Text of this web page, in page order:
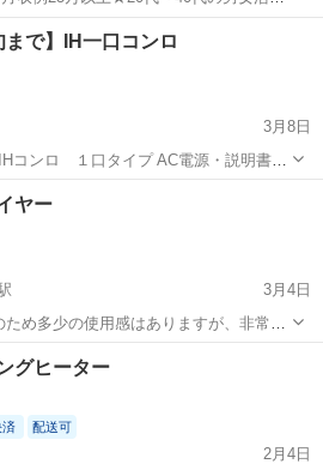
！◎マイカー通勤OK＆無料駐車場完
《宮城県黒川郡大和町》 人気の工
まで】IH一口コンロ
3月8日
ヤー
3月4日
め多少の使用感はありますが、非常に
の写真をご確認ください。
前駅 キッチン家電
グヒーター
済 配送可
2月4日